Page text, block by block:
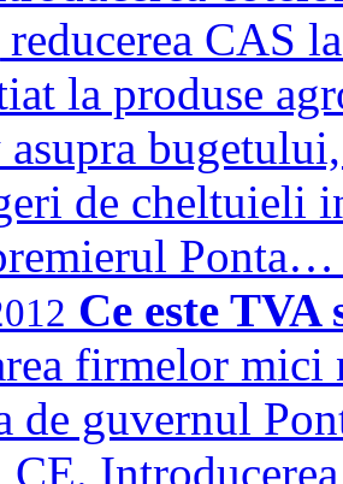
CAS
la produse
de cheltuieli
Ce este
firmelor mici
de guvernul
CE.